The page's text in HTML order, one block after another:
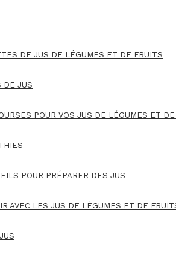
DE JUS DE LÉGUMES ET DE FRUITS
DE JUS
POUR VOS JUS DE LÉGUMES ET
POUR PRÉPARER DES JUS
AVEC LES JUS DE LÉGUMES ET DE